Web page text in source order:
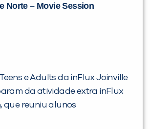
Norte – Movie Session
e Adults da inFlux Joinville
da atividade extra inFlux
que reuniu alunos